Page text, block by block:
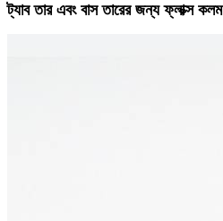
ট্যাব তার এবং বাস তারের জন্য ফ্লাক্স কলম